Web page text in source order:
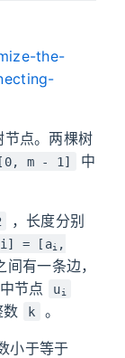
the-
节点。两棵树
[0, m - 1]
中
，长度分别
= [ai ,
间有一条边，
节点 ui
数 k 。
小于等于